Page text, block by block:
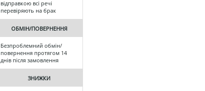
відправкою всі речі
перевіряють на брак
ОБМІН/ПОВЕРНЕННЯ
Безпроблемний обмін/
повернення протягом 14
днів після замовлення
ЗНИЖКИ